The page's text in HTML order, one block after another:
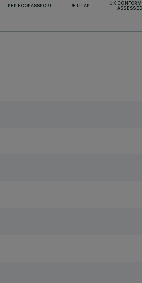
PEP ECOPASSPORT RETILAP
UK
ASSESSED